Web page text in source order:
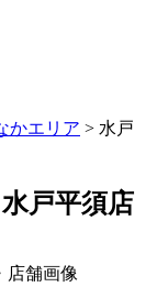
かエリア > 水戸
戸平須店